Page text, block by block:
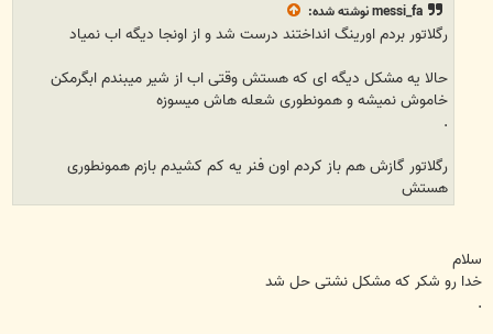
messi_faنوشته شده:
رگلاتور بردم اورینگ انداختند درست شد و از اونجا دیگه اب نمیاد
حالا یه مشکل دیگه ای که هستش وقتی اب از شیر میبندم ابگرمکن
خاموش نمیشه و همونطوری شعله هاش میسوزه
رگلاتور گازش هم باز کردم اون فنر یه کم کشیدم بازم همونطوری
هستش
سلام
خدا رو شکر که مشکل نشتی حل شد